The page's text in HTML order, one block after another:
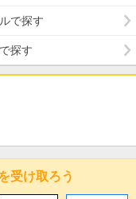
で探す
探す
受け取ろう